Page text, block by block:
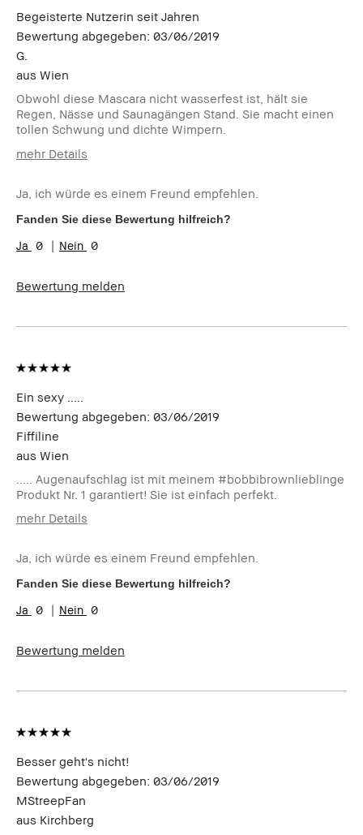
Begeisterte Nutzerin seit Jahren
Bewertung abgegeben: 03/06/2019
G.
aus Wien
Obwohl diese Mascara nicht wasserfest ist, hält sie
Regen, Nässe und Saunagängen Stand. Sie macht einen
tollen Schwung und dichte Wimpern.
mehr Details
Hauttyp:
Mischhaut
Hautton:
Hell - Mittel
Hautbedürfnis(se):
Ja, ich würde es einem Freund empfehlen.
Fanden Sie diese Bewertung hilfreich?
0 0
Bewertung melden
Ein sexy .....
Bewertung abgegeben: 03/06/2019
Fiffiline
aus Wien
..... Augenaufschlag ist mit meinem #bobbibrownlieblinge
Produkt Nr. 1 garantiert! Sie ist einfach perfekt.
mehr Details
Hauttyp:
Trocken
Hautbedürfnis(se):
Anti-Aging
Ja, ich würde es einem Freund empfehlen.
Fanden Sie diese Bewertung hilfreich?
0 0
Bewertung melden
Besser geht's nicht!
Bewertung abgegeben: 03/06/2019
MStreepFan
aus Kirchberg